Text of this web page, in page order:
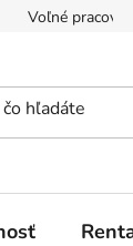
Voľné pracovné